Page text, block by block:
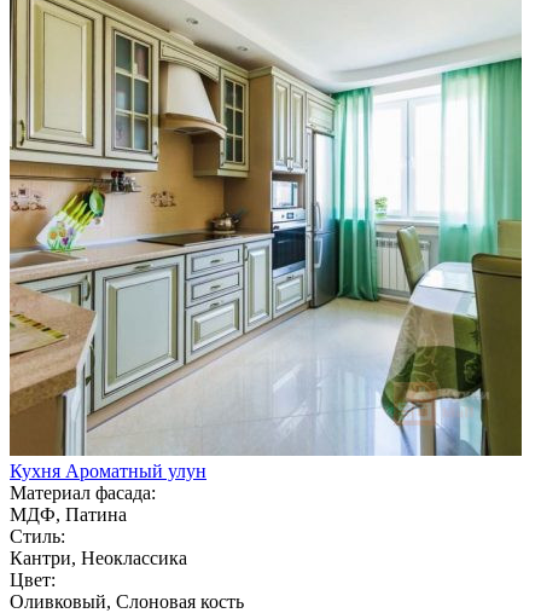
Кухня Ароматный улун
Материал фасада:
МДФ, Патина
Стиль:
Кантри, Неоклассика
Цвет:
Оливковый, Слоновая кость